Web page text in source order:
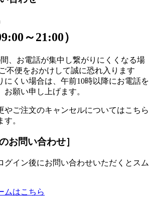
～21:00）
、お電話が集中し繋がりにくくなる場
不便をおかけして誠に恐れ入ります
にくい場合は、午前10時以降にお電話を
願い申し上げます。
ご注文のキャンセルについてはこちら
。
お問い合わせ］
グイン後にお問い合わせいただくとスム
ムはこちら